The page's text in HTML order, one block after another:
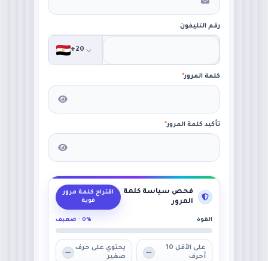
رقم التليفون
+20
كلمة المرور*
تأكيد كلمة المرور*
فحص سياسة كلمة
المرور
اقتراح كلمة مرور
قوية
القوة 0% · ضعيف
على الأقل 10
أحرف
يحتوي على حرف
صغير